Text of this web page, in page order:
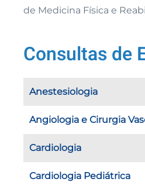
de Medicina Física e
Consultas de
Anestesiologia
Angiologia e Cirurgia
Cardiologia
Cardiologia Pediátrica